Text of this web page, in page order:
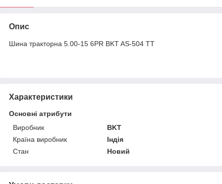
Опис
Шина тракторна 5.00-15 6PR BKT AS-504 TT
Характеристики
Основні атрибути
Виробник
BKT
Країна виробник
Індія
Стан
Новий